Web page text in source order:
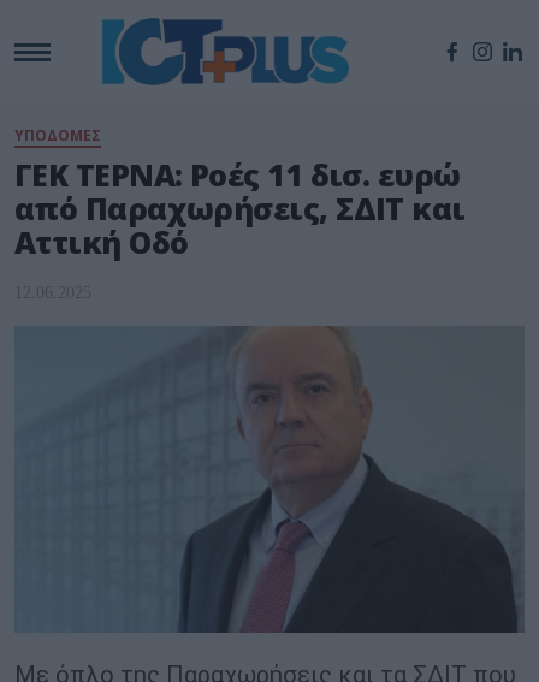
ΥΠΟΔΟΜΕΣ
ΓΕΚ ΤΕΡΝΑ: Ροές 11 δισ. ευρώ
από Παραχωρήσεις, ΣΔΙΤ και
Αττική Οδό
12.06.2025
Με όπλο της Παραχωρήσεις και τα ΣΔΙΤ που